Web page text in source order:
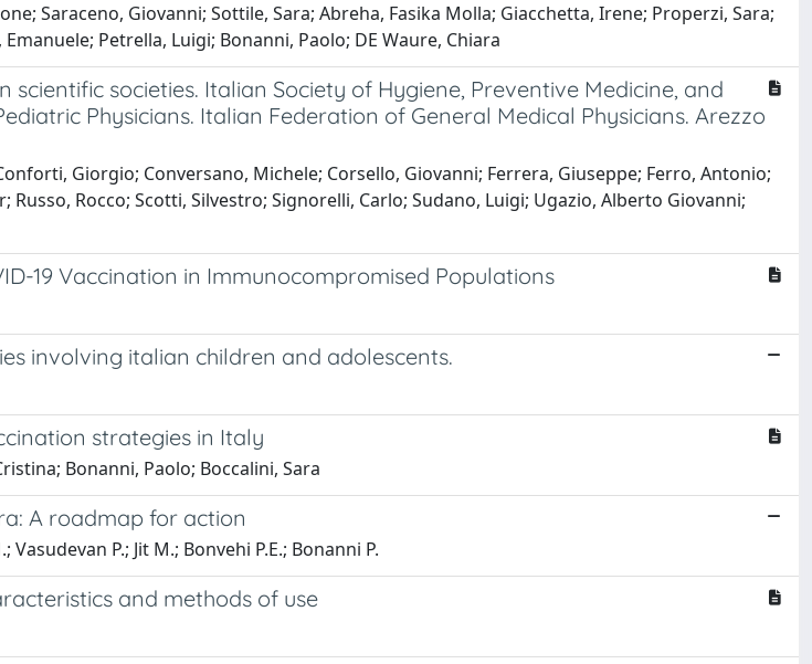
Saraceno, Giovanni; Sottile, Sara; Abreha, Fasika Molla; Giacchetta, Irene; Properzi, Sara;
Petrella, Luigi; Bonanni, Paolo; DE Waure, Chiara
societies. Italian Society of Hygiene, Preventive Medicine, and
Physicians. Italian Federation of General Medical Physicians. Arezzo
Giorgio; Conversano, Michele; Corsello, Giovanni; Ferrera, Giuseppe; Ferro, Antonio;
Rocco; Scotti, Silvestro; Signorelli, Carlo; Sudano, Luigi; Ugazio, Alberto Giovanni;
19 Vaccination in Immunocompromised Populations
involving italian children and adolescents.
strategies in Italy
Bonanni, Paolo; Boccalini, Sara
A roadmap for action
P.; Jit M.; Bonvehi P.E.; Bonanni P.
and methods of use